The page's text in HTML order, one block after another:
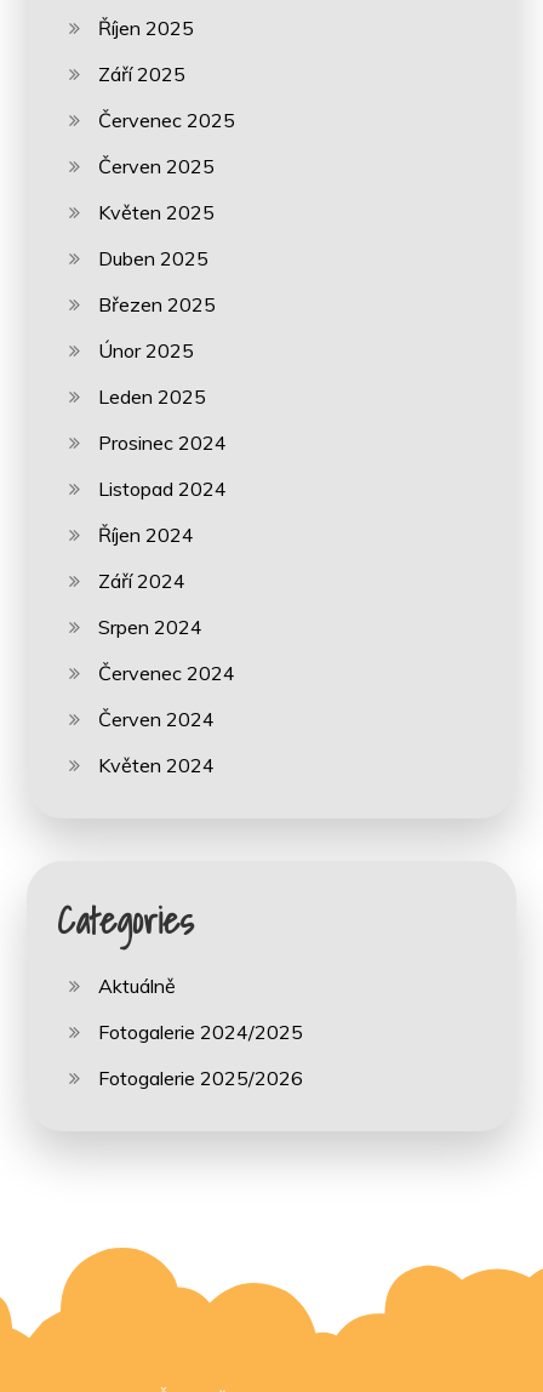
Říjen 2025
Září 2025
Červenec 2025
Červen 2025
Květen 2025
Duben 2025
Březen 2025
Únor 2025
Leden 2025
Prosinec 2024
Listopad 2024
Říjen 2024
Září 2024
Srpen 2024
Červenec 2024
Červen 2024
Květen 2024
Categories
Aktuálně
Fotogalerie 2024/2025
Fotogalerie 2025/2026